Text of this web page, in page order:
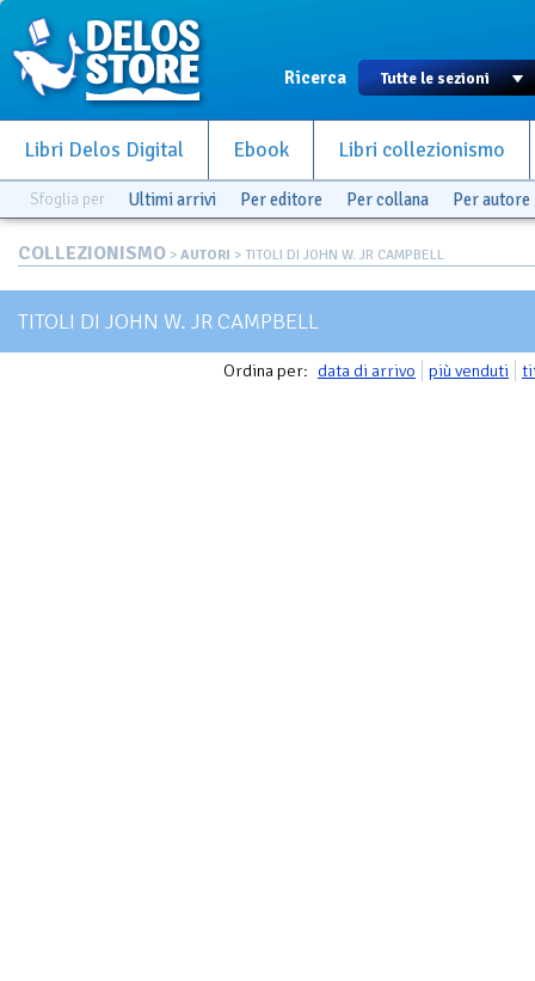
Ricerca
Libri Delos Digital Ebook Libri collezionismo
Sfoglia per Ultimi arrivi Per editore Per collana Per autore
COLLEZIONISMO > AUTORI > TITOLI DI JOHN W. JR CAMPBELL
TITOLI DI JOHN W. JR CAMPBELL
Ordina per: data di arrivo più venduti